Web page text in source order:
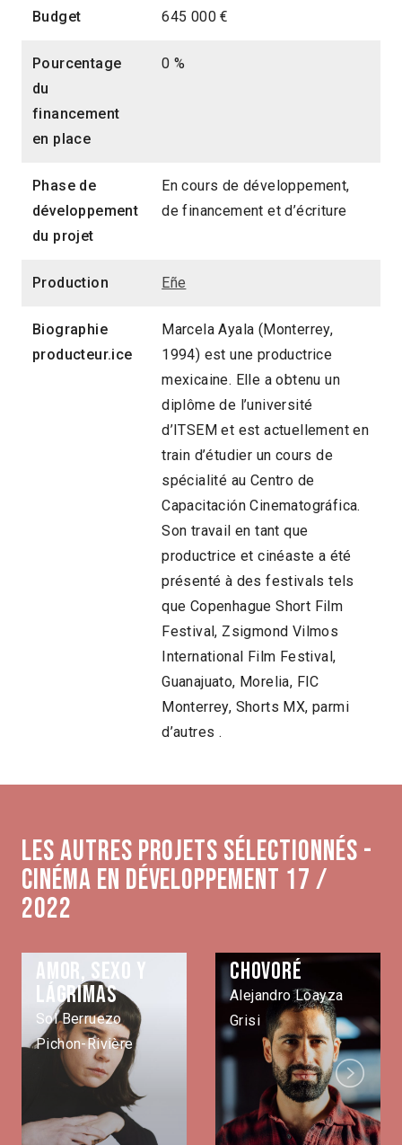
Budget 645 000 €
Pourcentage
du
financement
en place
0 %
Phase de
développement
du projet
En cours de développement,
de financement et d’écriture
Production Eñe
Biographie
producteur.ice
Marcela Ayala (Monterrey,
1994) est une productrice
mexicaine. Elle a obtenu un
diplôme de l’université
d’ITSEM et est actuellement en
train d’étudier un cours de
spécialité au Centro de
Capacitación Cinematográfica.
Son travail en tant que
productrice et cinéaste a été
présenté à des festivals tels
que Copenhague Short Film
Festival, Zsigmond Vilmos
International Film Festival,
Guanajuato, Morelia, FIC
Monterrey, Shorts MX, parmi
d’autres .
Les autres projets sélectionnés -
Cinéma en développement 17 /
2022
Amor, sexo y
lágrimas
Sol Berruezo
Pichon-Rivière
Chovoré
Alejandro Loayza
Grisi
Next